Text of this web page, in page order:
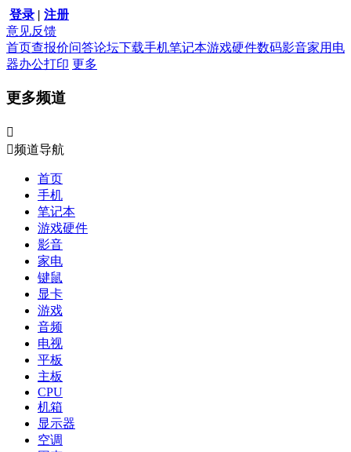
登录 | 注册
意见反馈
首页查报价问答论坛下载手机笔记本游戏硬件数码影音家用电
器办公打印 更多
更多频道

频道导航
首页
手机
笔记本
游戏硬件
影音
家电
键鼠
显卡
游戏
音频
电视
平板
主板
CPU
机箱
显示器
空调